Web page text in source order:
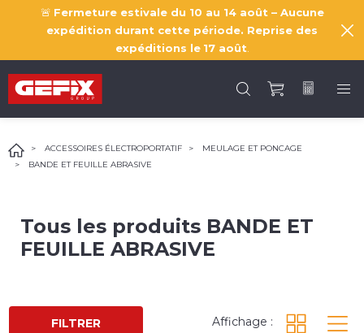
🚨 Fermeture estivale du 10 au 14 août – Aucune
expédition durant cette période. Reprise des
expéditions le 17 août
ACCESSOIRES ÉLECTROPORTATIF
MEULAGE ET PONCAGE
BANDE ET FEUILLE ABRASIVE
Tous les produits BANDE ET
FEUILLE ABRASIVE
FILTRER Affichage :